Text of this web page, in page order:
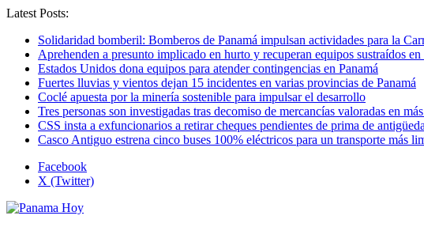
Latest Posts:
Solidaridad bomberil: Bomberos de Panamá impulsan actividades para la
Aprehenden a presunto implicado en hurto y recuperan equipos sustraídos en
Estados Unidos dona equipos para atender contingencias en Panamá
Fuertes lluvias y vientos dejan 15 incidentes en varias provincias de Panamá
Coclé apuesta por la minería sostenible para impulsar el desarrollo
Tres personas son investigadas tras decomiso de mercancías valoradas en
CSS insta a exfuncionarios a retirar cheques pendientes de prima de
Casco Antiguo estrena cinco buses 100% eléctricos para un transporte más
Facebook
X (Twitter)